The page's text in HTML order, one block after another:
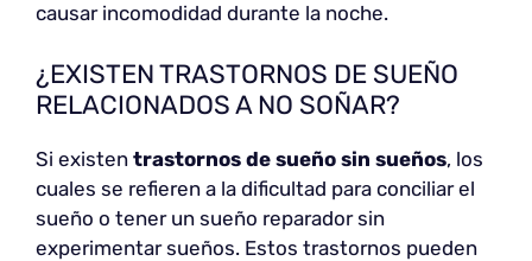
causar incomodidad durante la noche.
¿EXISTEN TRASTORNOS DE SUEÑO
RELACIONADOS A NO SOÑAR?
Si existen trastornos de sueño sin sueños, los
cuales se refieren a la dificultad para conciliar el
sueño o tener un sueño reparador sin
experimentar sueños. Estos trastornos pueden